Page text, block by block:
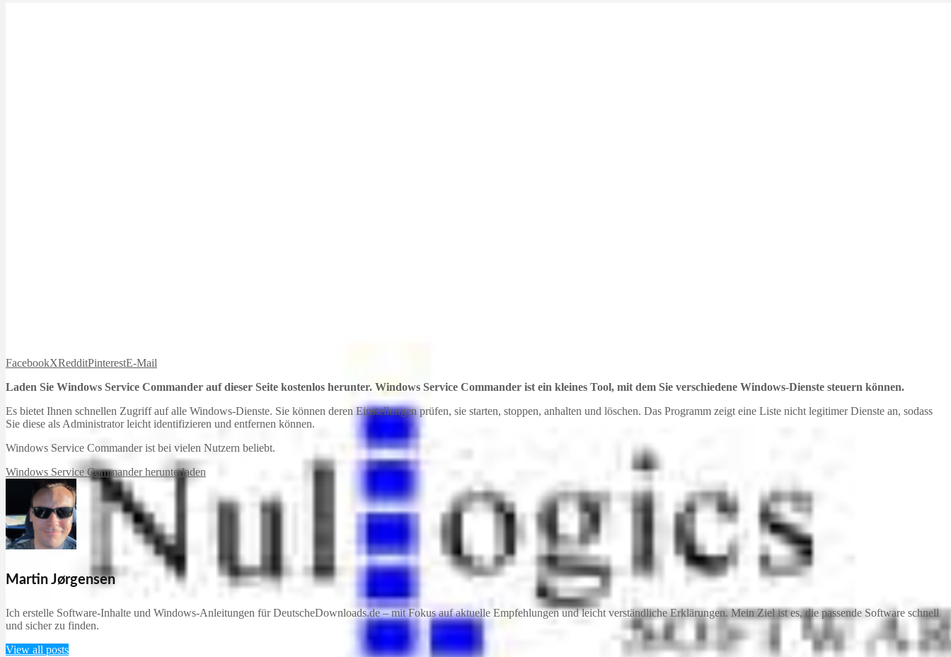
FacebookXRedditPinterestE-Mail
Laden Sie Windows Service Commander auf dieser Seite kostenlos herunter. Windows Service Commander ist ein kleines Tool, mit dem Sie verschiedene Windows-Dienste steuern können.
Es bietet Ihnen schnellen Zugriff auf alle Windows-Dienste. Sie können deren Einstellungen prüfen, sie starten, stoppen, anhalten und löschen. Das Programm zeigt eine Liste nicht legitimer Dienste an, sodass
Sie diese als Administrator leicht identifizieren und entfernen können.
Windows Service Commander ist bei vielen Nutzern beliebt.
Windows Service Commander herunterladen
Martin Jørgensen
Ich erstelle Software-Inhalte und Windows-Anleitungen für DeutscheDownloads.de – mit Fokus auf aktuelle Empfehlungen und leicht verständliche Erklärungen. Mein Ziel ist es, die passende Software schnell
und sicher zu finden.
View all posts